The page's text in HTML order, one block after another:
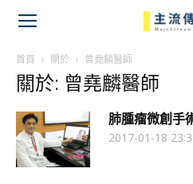
首頁 關於 曾堯麟醫師
關於: 曾堯麟醫師
肺腫瘤微創手
2017-01-18